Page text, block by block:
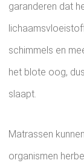
garanderen dat
schimmels en
het blote oog,
slaapt.
Matrassen
organismen